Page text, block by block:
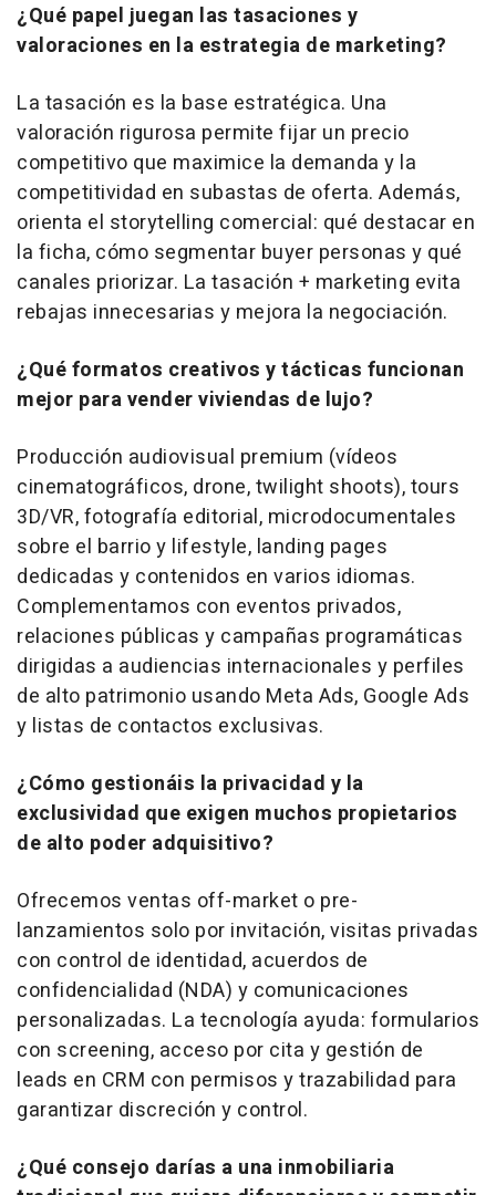
¿Qué papel juegan las tasaciones y
valoraciones en la estrategia de marketing?
La tasación es la base estratégica. Una
valoración rigurosa permite fijar un precio
competitivo que maximice la demanda y la
competitividad en subastas de oferta. Además,
orienta el storytelling comercial: qué destacar en
la ficha, cómo segmentar buyer personas y qué
canales priorizar. La tasación + marketing evita
rebajas innecesarias y mejora la negociación.
¿Qué formatos creativos y tácticas funcionan
mejor para vender viviendas de lujo?
Producción audiovisual premium (vídeos
cinematográficos, drone,twilight shoots),tours
3D/VR, fotografía editorial, microdocumentales
sobre el barrio y lifestyle, landing pages
dedicadas y contenidos en varios idiomas.
Complementamos con eventos privados,
relaciones públicas y campañas programáticas
dirigidas a audiencias internacionales y perfiles
de alto patrimonio usando Meta Ads, Google Ads
y listas de contactos exclusivas.
¿Cómo gestionáis la privacidad y la
exclusividad que exigen muchos propietarios
de alto poder adquisitivo?
Ofrecemos ventas off-market o pre-
lanzamientos solo por invitación, visitas privadas
con control de identidad, acuerdos de
confidencialidad (NDA) y comunicaciones
personalizadas. La tecnología ayuda: formularios
con screening, acceso por cita y gestión de
leads en CRM con permisos y trazabilidad para
garantizar discreción y control.
¿Qué consejo darías a una inmobiliaria